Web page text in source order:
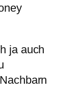
ja auch